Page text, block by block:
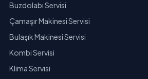
Buzdolabı Servisi
Çamaşır Makinesi Servisi
Bulaşık Makinesi Servisi
Kombi Servisi
Klima Servisi